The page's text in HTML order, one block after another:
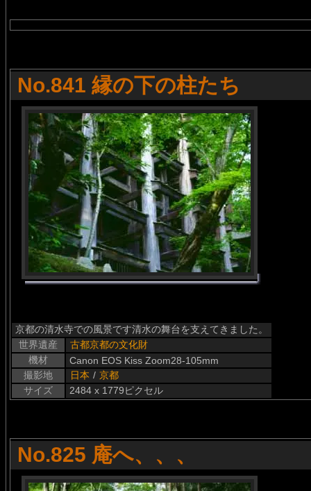
No.841 縁の下の柱たち
京都の清水寺での風景です清水の舞台を支えてきました。
世界遺産
古都京都の文化財
機材
Canon EOS Kiss Zoom28-105mm
撮影地
日本 / 京都
サイズ
2484 x 1779ピクセル
No.825 庵へ、、、